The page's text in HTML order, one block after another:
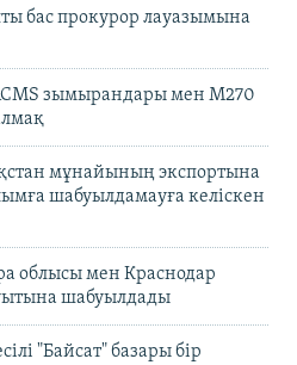
бас прокурор лауазымына
зымырандары мен M270
мұнайының экспортына
шабуылдамауға келіскен
облысы мен Краснодар
шабуылдады
"Байсат" базары бір